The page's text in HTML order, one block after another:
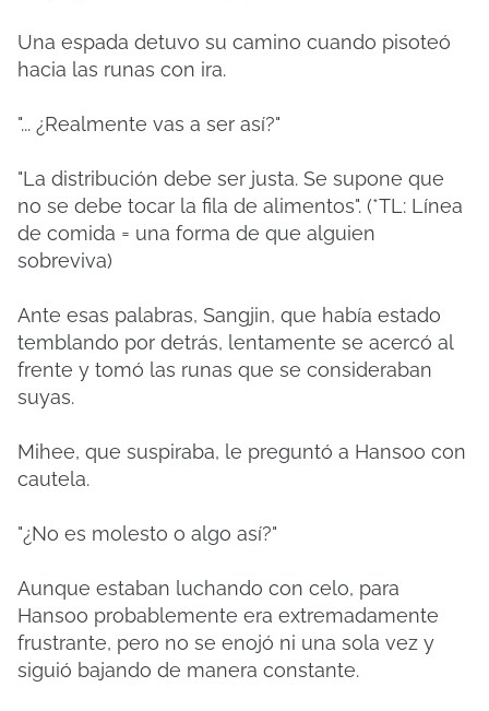
Una espada detuvo su camino cuando pisoteó
hacia las runas con ira.
"... ¿Realmente vas a ser así?"
"La distribución debe ser justa. Se supone que
no se debe tocar la fila de alimentos". (*TL: Línea
de comida = una forma de que alguien
sobreviva)
Ante esas palabras, Sangjin, que había estado
temblando por detrás, lentamente se acercó al
frente y tomó las runas que se consideraban
suyas.
Mihee, que suspiraba, le preguntó a Hansoo con
cautela.
"¿No es molesto o algo así?"
Aunque estaban luchando con celo, para
Hansoo probablemente era extremadamente
frustrante, pero no se enojó ni una sola vez y
siguió bajando de manera constante.